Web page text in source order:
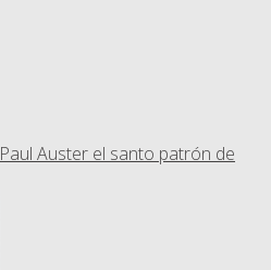
Paul Auster el santo patrón de